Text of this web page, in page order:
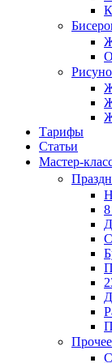
Тарифы
Статьи
Мастер-